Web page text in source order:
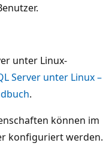
unter Linux-
Server unter Linux –
.
können im
konfiguriert werden.